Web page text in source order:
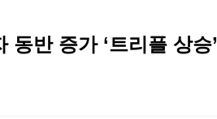
반 증가 ‘트리플 상승’